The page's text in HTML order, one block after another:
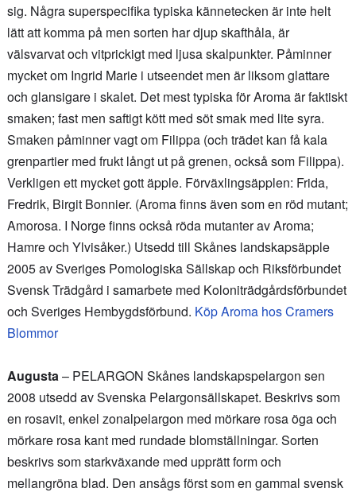
sig. Några superspecifika typiska kännetecken är inte helt
lätt att komma på men sorten har djup skafthåla, är
välsvarvat och vitprickigt med ljusa skalpunkter. Påminner
mycket om Ingrid Marie i utseendet men är liksom glattare
och glansigare i skalet. Det mest typiska för Aroma är faktiskt
smaken; fast men saftigt kött med söt smak med lite syra.
Smaken påminner vagt om Filippa (och trädet kan få kala
grenpartier med frukt långt ut på grenen, också som Filippa).
Verkligen ett mycket gott äpple. Förväxlingsäpplen: Frida,
Fredrik, Birgit Bonnier. (Aroma finns även som en röd mutant;
Amorosa. I Norge finns också röda mutanter av Aroma;
Hamre och Ylvisåker.) Utsedd till Skånes landskapsäpple
2005 av Sveriges Pomologiska Sällskap och Riksförbundet
Svensk Trädgård i samarbete med Koloniträdgårdsförbundet
och Sveriges Hembygdsförbund. Köp Aroma hos Cramers
Blommor
Augusta– PELARGON Skånes landskapspelargon sen
2008 utsedd av Svenska Pelargonsällskapet. Beskrivs som
en rosavit, enkel zonalpelargon med mörkare rosa öga och
mörkare rosa kant med rundade blomställningar. Sorten
beskrivs som starkväxande med upprätt form och
mellangröna blad. Den ansågs först som en gammal svensk